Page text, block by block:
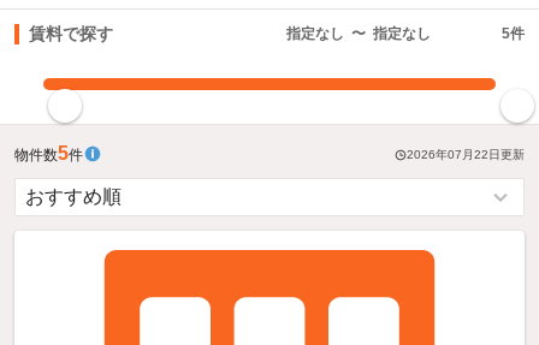
賃料で探す 指定なし 〜 指定なし 5件
物件数5件 2026年07月22日更新